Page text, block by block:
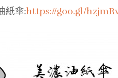
紙傘:https://goo.gl/